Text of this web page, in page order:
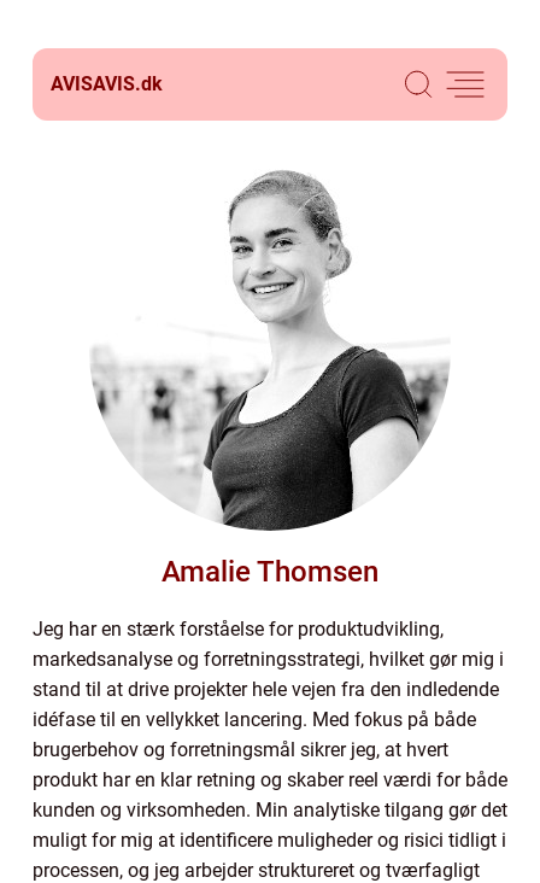
AVISAVIS.dk
Amalie Thomsen
Jeg har en stærk forståelse for produktudvikling,
markedsanalyse og forretningsstrategi, hvilket gør mig i
stand til at drive projekter hele vejen fra den indledende
idéfase til en vellykket lancering. Med fokus på både
brugerbehov og forretningsmål sikrer jeg, at hvert
produkt har en klar retning og skaber reel værdi for både
kunden og virksomheden. Min analytiske tilgang gør det
muligt for mig at identificere muligheder og risici tidligt i
processen, og jeg arbejder struktureret og tværfagligt